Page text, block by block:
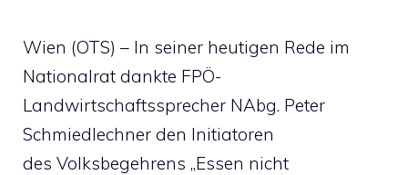
Wien (OTS) – In seiner heutigen Rede im
Nationalrat dankte FPÖ-
Landwirtschaftssprecher NAbg. Peter
Schmiedlechner den Initiatoren
des Volksbegehrens „Essen nicht